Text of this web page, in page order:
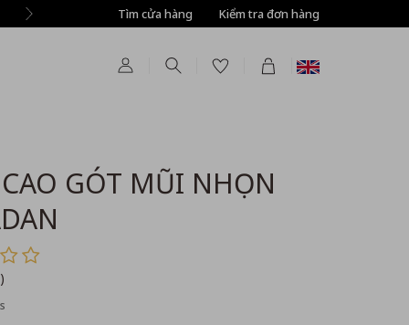
Tìm cửa hàng Kiểm tra đơn hàng
GÓT MŨI NHỌN